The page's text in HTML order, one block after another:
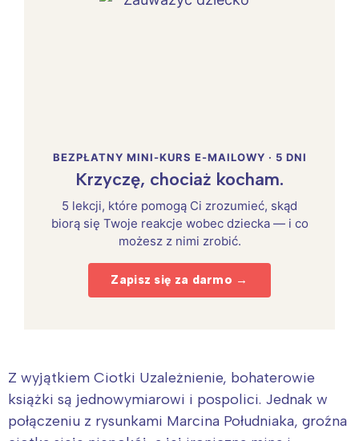
BEZPŁATNY MINI-KURS E-MAILOWY · 5 DNI
Krzyczę, chociaż kocham.
5 lekcji, które pomogą Ci zrozumieć, skąd
biorą się Twoje reakcje wobec dziecka — i co
możesz z nimi zrobić.
Zapisz się za darmo →
Z wyjątkiem Ciotki Uzależnienie, bohaterowie
książki są jednowymiarowi i pospolici. Jednak w
połączeniu z rysunkami Marcina Południaka, groźna